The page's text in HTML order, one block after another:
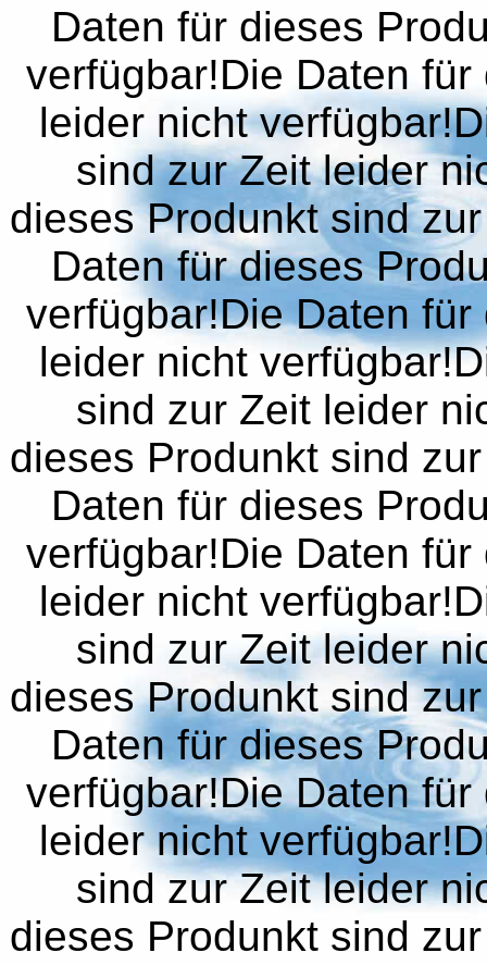
Daten für dieses
verfügbar!Die Daten
leider nicht
sind zur Zeit leider
dieses Produnkt sind
Daten für dieses
verfügbar!Die Daten
leider nicht
sind zur Zeit leider
dieses Produnkt sind
Daten für dieses
verfügbar!Die Daten
leider nicht
sind zur Zeit leider
dieses Produnkt sind
Daten für dieses
verfügbar!Die Daten
leider nicht
sind zur Zeit leider
dieses Produnkt sind